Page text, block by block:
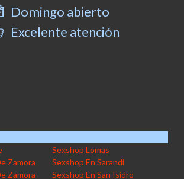
Domingo abierto
Excelente atención
Sexshop Lomas
Zamora
Sexshop En Sarandi
Zamora
Sexshop En San Isidro